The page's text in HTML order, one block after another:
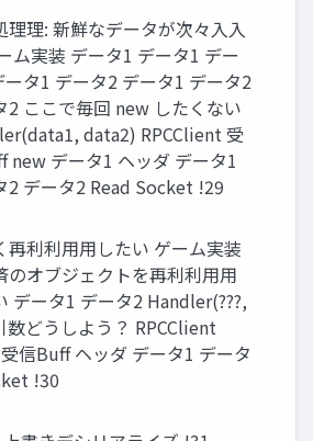
理理: 新鮮なデータが次々⼊入
ム実装 データ1 データ1 デー
ータ1 データ2 データ1 データ2
2 ここで毎回 new したくない
data2) RPCClient 受
new データ1 ヘッダ データ1
2 データ2 Read Socket !29
再利利⽤用したい ゲーム実装
のオブジェクトを再利利⽤用
データ1 データ2 Handler(???,
数どうしよう？ RPCClient
信Buff ヘッダ データ1 データ
!30